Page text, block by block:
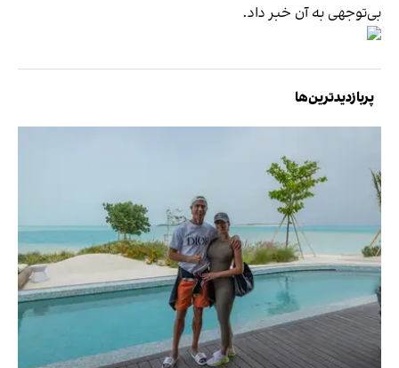
بی‌توجهی به آن خبر داد.
پربازدیدترین‌ها